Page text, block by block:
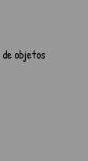
⁠objetos⁠